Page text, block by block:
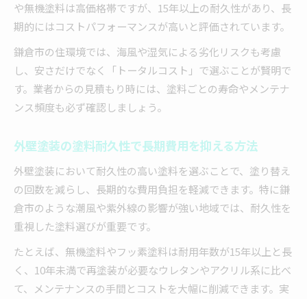
や無機塗料は高価格帯ですが、15年以上の耐久性があり、長
期的にはコストパフォーマンスが高いと評価されています。
鎌倉市の住環境では、海風や湿気による劣化リスクも考慮
し、安さだけでなく「トータルコスト」で選ぶことが賢明で
す。業者からの見積もり時には、塗料ごとの寿命やメンテナ
ンス頻度も必ず確認しましょう。
外壁塗装の塗料耐久性で長期費用を抑える方法
外壁塗装において耐久性の高い塗料を選ぶことで、塗り替え
の回数を減らし、長期的な費用負担を軽減できます。特に鎌
倉市のような潮風や紫外線の影響が強い地域では、耐久性を
重視した塗料選びが重要です。
たとえば、無機塗料やフッ素塗料は耐用年数が15年以上と長
く、10年未満で再塗装が必要なウレタンやアクリル系に比べ
て、メンテナンスの手間とコストを大幅に削減できます。実